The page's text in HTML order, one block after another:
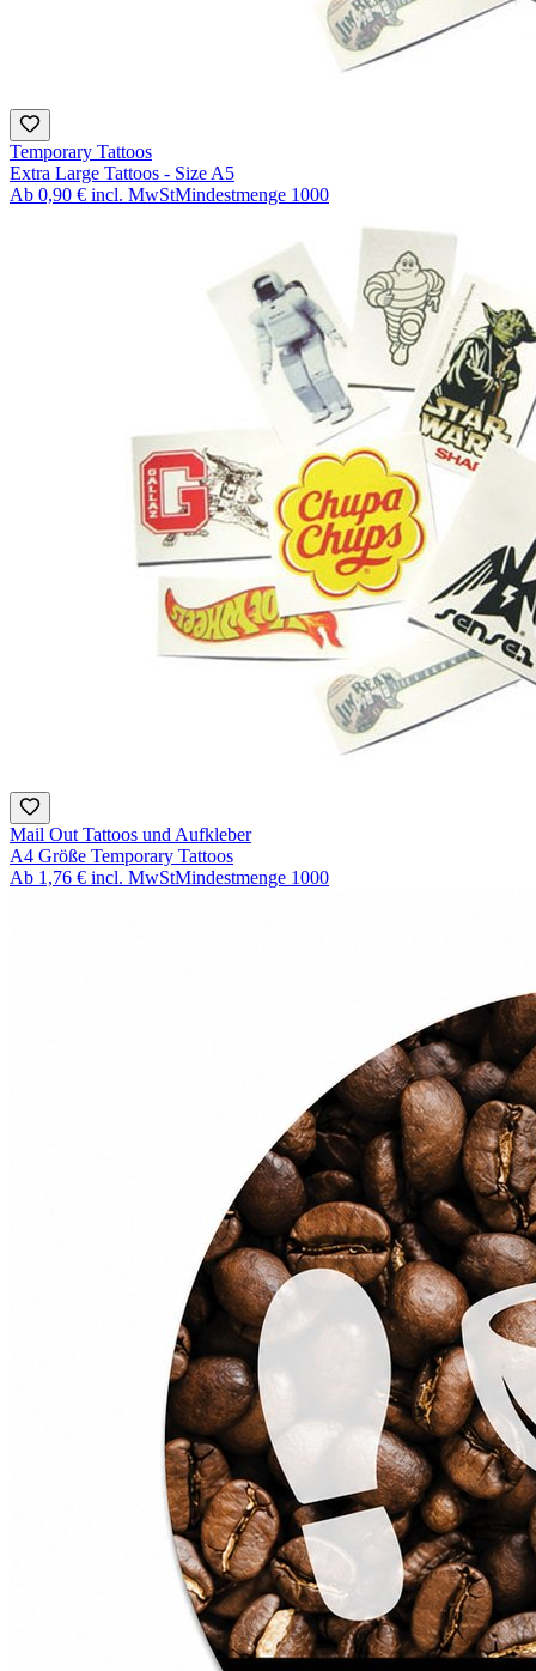
Temporary Tattoos
Extra Large Tattoos - Size A5
Ab 0,90 € incl. MwStMindestmenge 1000
Mail Out Tattoos und Aufkleber
A4 Größe Temporary Tattoos
Ab 1,76 € incl. MwStMindestmenge 1000